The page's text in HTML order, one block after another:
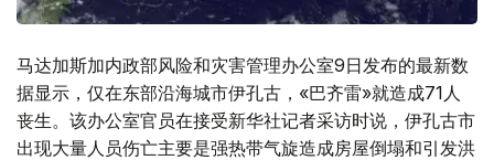
马达加斯加内政部风险和灾害管理办公室9日发布的最新数
据显示，仅在东部沿海城市伊孔古，«巴齐雷»就造成71人
丧生。该办公室官员在接受新华社记者采访时说，伊孔古市
出现大量人员伤亡主要是强热带气旋造成房屋倒塌和引发洪